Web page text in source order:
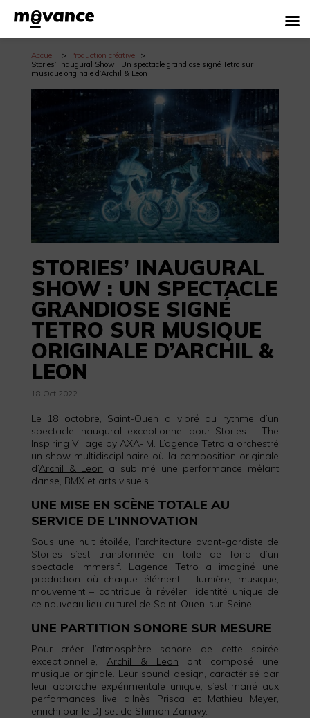
Accueil
Production créative
Stories’ Inaugural Show : Un spectacle grandiose signé Tetro sur
musique originale d’Archil & Leon
STORIES’ INAUGURAL
SHOW : UN SPECTACLE
GRANDIOSE SIGNÉ
TETRO SUR MUSIQUE
ORIGINALE D’ARCHIL &
LEON
18 Oct 2022
Le 18 octobre, Saint-Ouen a vibré au rythme d’un
spectacle inaugural exceptionnel pour Stories – The
Inspiring Village by AXA-IM. L’agence Tetro a orchestré
un show multidisciplinaire où la composition originale
d’Archil & Leon a sublimé une performance mêlant
danse, BMX et arts visuels.
UNE MISE EN SCÈNE TOTALE AU
SERVICE DE L’INNOVATION
Sous une nuit étoilée, l’architecture avant-gardiste de
Stories s’est transformée en toile de fond d’un
spectacle immersif. L’agence Tetro a imaginé une
production où chaque élément – lumière, musique,
mouvement – contribue à révéler l’identité unique de
ce nouveau lieu culturel de Saint-Ouen-sur-Seine.
UNE PARTITION SONORE SUR MESURE
Pour créer l’atmosphère sonore de cette soirée
exceptionnelle, Archil & Leon ont composé une
musique originale. Leur sound design, caractérisé par
leur approche expérimentale unique, s’est marié aux
performances live d’Inès Prisca et Mathieu Meyer,
enrichi par le DJ set de Shimon Zanavy.